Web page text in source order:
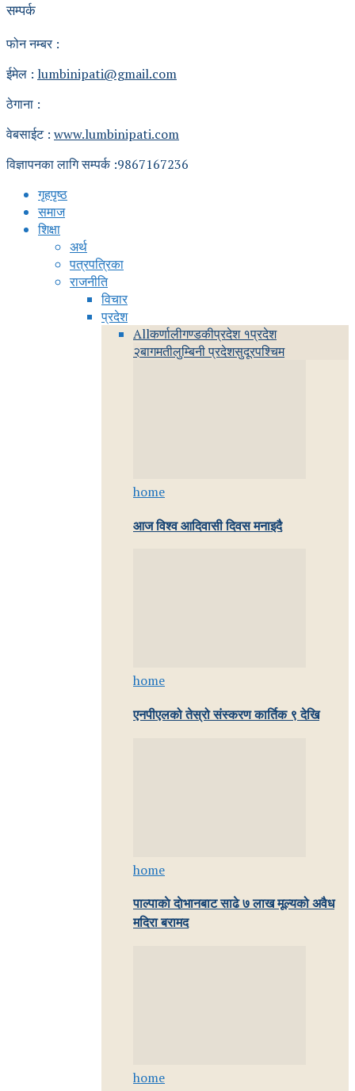
सम्पर्क
फोन नम्बर :
ईमेल : lumbinipati@gmail.com
ठेगाना :
वेबसाईट : www.lumbinipati.com
विज्ञापनका लागि सम्पर्क :9867167236
गृहपृष्ठ
समाज
शिक्षा
अर्थ
पत्रपत्रिका
राजनीति
विचार
प्रदेश
Allकर्णालीगण्डकीप्रदेश १प्रदेश
२बागमतीलुम्बिनी प्रदेशसुदूरपश्चिम
home
आज विश्व आदिवासी दिवस मनाइदै
home
एनपीएलको तेस्रो संस्करण कार्तिक ९ देखि
home
पाल्पाकाे दाेभानबाट साढे ७ लाख मूल्यको अवैध
मदिरा बरामद
home